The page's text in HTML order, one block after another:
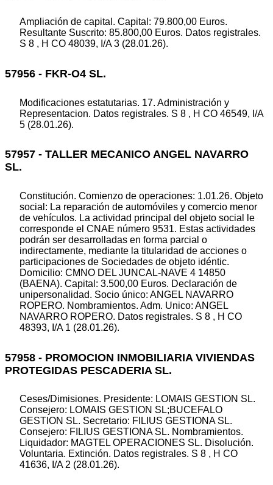
Ampliación de capital. Capital: 79.800,00 Euros.
Resultante Suscrito: 85.800,00 Euros. Datos registrales.
S 8 , H CO 48039, I/A 3 (28.01.26).
57956 - FKR-O4 SL.
Modificaciones estatutarias. 17. Administración y
Representacion. Datos registrales. S 8 , H CO 46549, I/A
5 (28.01.26).
57957 - TALLER MECANICO ANGEL NAVARRO
SL.
Constitución. Comienzo de operaciones: 1.01.26. Objeto
social: La reparación de automóviles y comercio menor
de vehículos. La actividad principal del objeto social le
corresponde el CNAE número 9531. Estas actividades
podrán ser desarrolladas en forma parcial o
indirectamente, mediante la titularidad de acciones o
participaciones de Sociedades de objeto idéntic.
Domicilio: CMNO DEL JUNCAL-NAVE 4 14850
(BAENA). Capital: 3.500,00 Euros. Declaración de
unipersonalidad. Socio único: ANGEL NAVARRO
ROPERO. Nombramientos. Adm. Unico: ANGEL
NAVARRO ROPERO. Datos registrales. S 8 , H CO
48393, I/A 1 (28.01.26).
57958 - PROMOCION INMOBILIARIA VIVIENDAS
PROTEGIDAS PESCADERIA SL.
Ceses/Dimisiones. Presidente: LOMAIS GESTION SL.
Consejero: LOMAIS GESTION SL;BUCEFALO
GESTION SL. Secretario: FILIUS GESTIONA SL.
Consejero: FILIUS GESTIONA SL. Nombramientos.
Liquidador: MAGTEL OPERACIONES SL. Disolución.
Voluntaria. Extinción. Datos registrales. S 8 , H CO
41636, I/A 2 (28.01.26).